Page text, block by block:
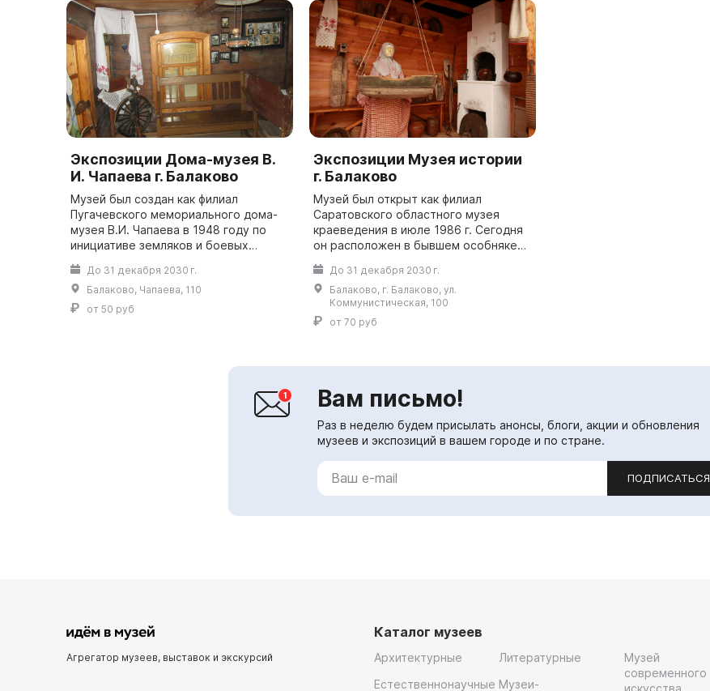
Экспозиции Дома-музея В.
И. Чапаева г. Балаково
Музей был создан как филиал
Пугачевского мемориального дома-
музея В.И. Чапаева в 1948 году по
инициативе земляков и боевых
стал филиалом Саратовского
областного му...
До 31 декабря 2030 г.
Балаково, Чапаева, 110
от 50 руб
Экспозиции Музея истории
г. Балаково
Музей был открыт как филиал
Саратовского областного музея
краеведения в июле 1986 г. Сегодня
он расположен в бывшем особняке
Голованова, построенном в начале
ХХ в. Фонды ...
До 31 декабря 2030 г.
Балаково, г. Балаково, ул.
Коммунистическая, 100
от 70 руб
Вам письмо!
Раз в неделю будем присылать анонсы, блоги, акции и обновления
музеев и экспозиций в вашем городе и по стране.
ПОДПИСАТЬСЯ
Агрегатор музеев, выставок и экскурсий
Каталог музеев
Архитектурные
Естественнонаучные
Литературные
Музеи-
Музей
современного
искусства